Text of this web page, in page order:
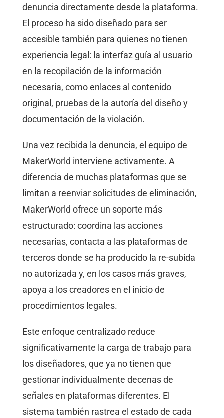
denuncia directamente desde la plataforma.
El proceso ha sido diseñado para ser
accesible también para quienes no tienen
experiencia legal: la interfaz guía al usuario
en la recopilación de la información
necesaria, como enlaces al contenido
original, pruebas de la autoría del diseño y
documentación de la violación.
Una vez recibida la denuncia, el equipo de
MakerWorld interviene activamente. A
diferencia de muchas plataformas que se
limitan a reenviar solicitudes de eliminación,
MakerWorld ofrece un soporte más
estructurado: coordina las acciones
necesarias, contacta a las plataformas de
terceros donde se ha producido la re-subida
no autorizada y, en los casos más graves,
apoya a los creadores en el inicio de
procedimientos legales.
Este enfoque centralizado reduce
significativamente la carga de trabajo para
los diseñadores, que ya no tienen que
gestionar individualmente decenas de
señales en plataformas diferentes. El
sistema también rastrea el estado de cada